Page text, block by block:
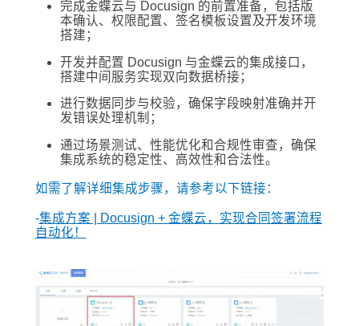
完成金蝶云与 Docusign 的前置准备，包括版
本确认、权限配置、签名模板设置及开发环境
搭建；
开发并配置 Docusign 与金蝶云的集成接口，
搭建中间服务实现双向数据桥接；
进行数据同步与校验，确保字段映射准确并开
发错误处理机制；
通过场景测试、性能优化和合规性审查，确保
集成系统的稳定性、高效性和合法性。
如需了解详细集成步骤，请参考以下链接：
-集成方案 | Docusign + 金蝶云，实现合同签署流程
自动化！